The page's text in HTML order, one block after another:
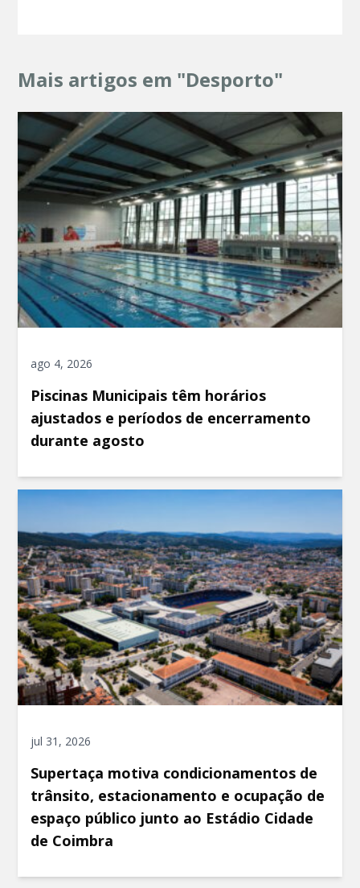
Mais artigos em "Desporto"
ago 4, 2026
Piscinas Municipais têm horários
ajustados e períodos de encerramento
durante agosto
jul 31, 2026
Supertaça motiva condicionamentos de
trânsito, estacionamento e ocupação de
espaço público junto ao Estádio Cidade
de Coimbra